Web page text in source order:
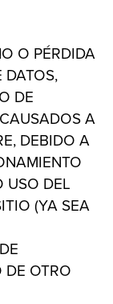
O PÉRDIDA
DATOS,
DE
A
DEBIDO A
USO DEL
(YA SEA
DE OTRO